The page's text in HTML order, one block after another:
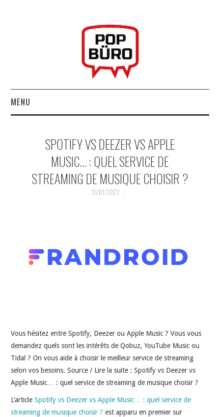
MENU
MUSIQUESACTUELLES.NET
GABBA GABBA HEY !
DOKO
SPOTIFY VS DEEZER VS APPLE
MUSIC… : QUEL SERVICE DE
STREAMING DE MUSIQUE CHOISIR ?
31/01/2022
Vous hésitez entre Spotify, Deezer ou Apple Music ? Vous vous
demandez quels sont les intérêts de Qobuz, YouTube Music ou
Tidal ? On vous aide à choisir le meilleur service de streaming
selon vos besoins. Source / Lire la suite : Spotify vs Deezer vs
Apple Music… : quel service de streaming de musique choisir ?
L’articleSpotify vs Deezer vs Apple Music… : quel service de
streaming de musique choisir ? est apparu en premier sur